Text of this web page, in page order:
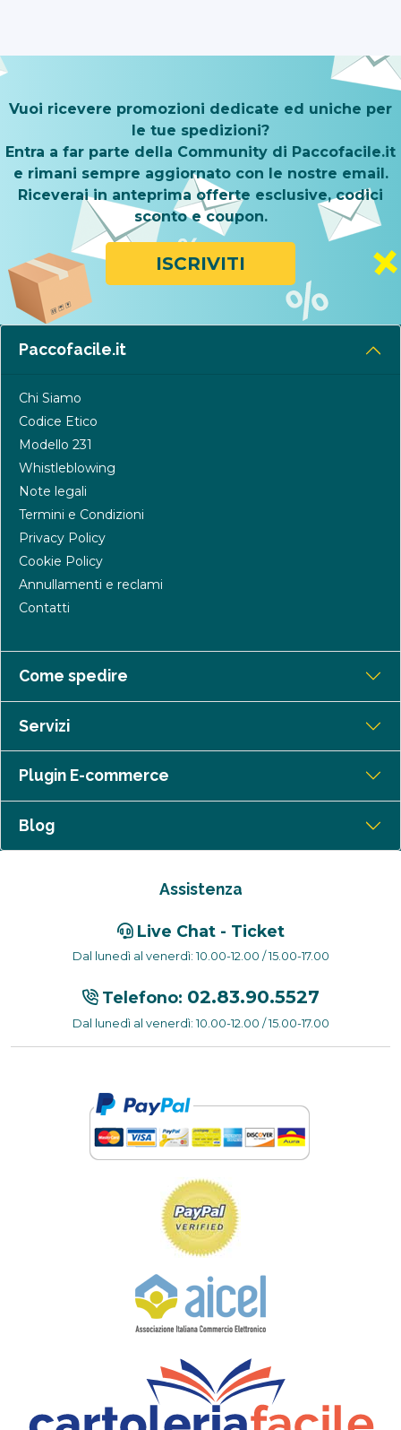
Vuoi ricevere promozioni dedicate ed uniche per
le tue spedizioni?
Entra a far parte della Community di Paccofacile.it
e rimani sempre aggiornato con le nostre email.
Riceverai in anteprima offerte esclusive, codici
sconto e coupon.
ISCRIVITI
Paccofacile.it
Chi Siamo
Codice Etico
Modello 231
Whistleblowing
Note legali
Termini e Condizioni
Privacy Policy
Cookie Policy
Annullamenti e reclami
Contatti
Come spedire
Servizi
Plugin E-commerce
Blog
Assistenza
Live Chat - Ticket
Dal lunedì al venerdì: 10.00-12.00 / 15.00-17.00
Telefono: 02.83.90.5527
Dal lunedì al venerdì: 10.00-12.00 / 15.00-17.00